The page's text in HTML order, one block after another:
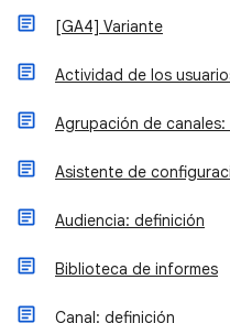
[GA4] Variante
Actividad de los
Agrupación de
Asistente de
Audiencia: definición
Biblioteca de informes
Canal: definición